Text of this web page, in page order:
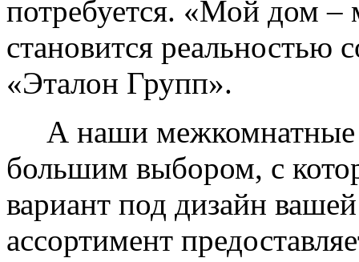
потребуется. «Мой дом –
становится реальностью
«Эталон Групп».
А наши межкомнатные
большим выбором, с
вариант под дизайн
ассортимент